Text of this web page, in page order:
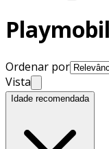
Ordenar por
Vista
Idade recomendada